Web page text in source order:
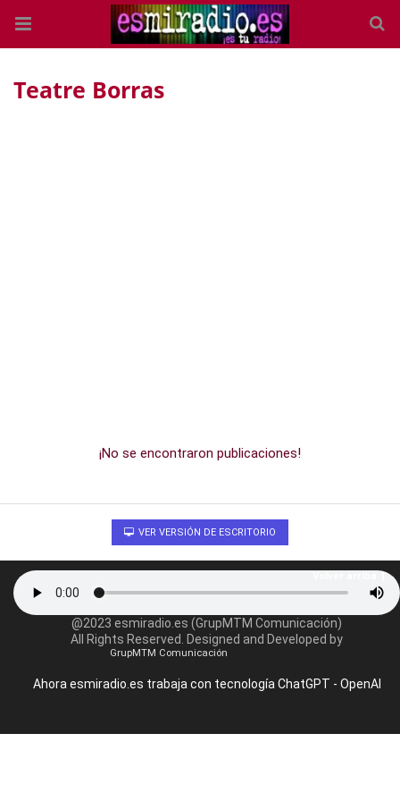
Teatre Borras
¡No se encontraron publicaciones!
VER VERSIÓN DE ESCRITORIO
@2023 esmiradio.es (GrupMTM Comunicación)
All Rights Reserved. Designed and Developed by
GrupMTM Comunicación
Ahora esmiradio.es trabaja con tecnología ChatGPT - OpenAI